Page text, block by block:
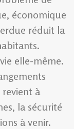
économique
réduit la
elle-même.
à
la sécurité
à venir.